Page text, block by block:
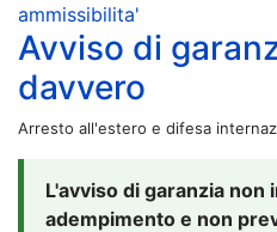
ammissibilita'
Avviso di
davvero
Arresto all'estero e difesa
L'avviso di garanzia non
adempimento e non